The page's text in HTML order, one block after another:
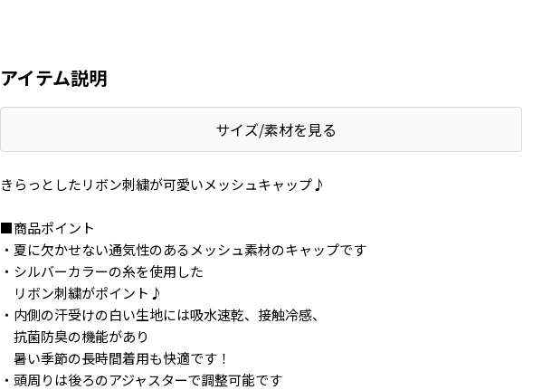
アイテム説明
サイズ/素材を見る
きらっとしたリボン刺繍が可愛いメッシュキャップ♪
■商品ポイント
・夏に欠かせない通気性のあるメッシュ素材のキャップです
・シルバーカラーの糸を使用した
リボン刺繍がポイント♪
・内側の汗受けの白い生地には吸水速乾、接触冷感、
抗菌防臭の機能があり
暑い季節の長時間着用も快適です！
・頭周りは後ろのアジャスターで調整可能です